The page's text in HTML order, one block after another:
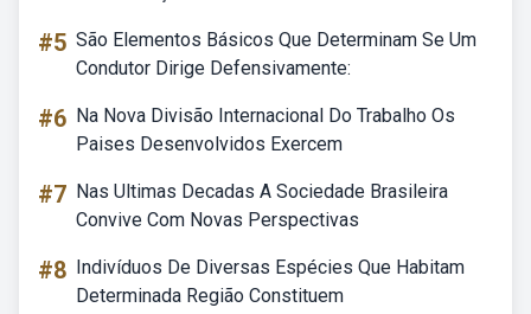
#5 São Elementos Básicos Que Determinam Se Um
Condutor Dirige Defensivamente:
#6 Na Nova Divisão Internacional Do Trabalho Os
Paises Desenvolvidos Exercem
#7 Nas Ultimas Decadas A Sociedade Brasileira
Convive Com Novas Perspectivas
#8 Indivíduos De Diversas Espécies Que Habitam
Determinada Região Constituem